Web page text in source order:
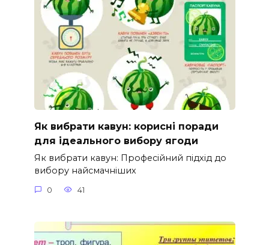
Як вибрати кавун: корисні поради
для ідеального вибору ягоди
Як вибрати кавун: Професійний підхід до
вибору найсмачніших
0 41